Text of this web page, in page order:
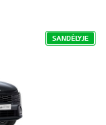
SANDĖLYJE